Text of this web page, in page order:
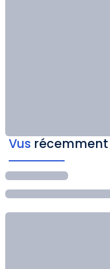
Vus récemment